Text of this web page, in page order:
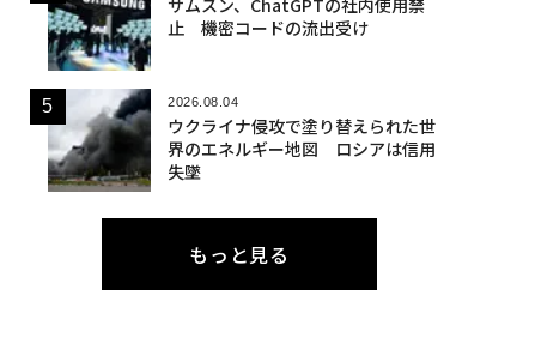
止 機密コードの流出受け
2026.08.04
ウクライナ侵攻で塗り替えられた世
界のエネルギー地図 ロシアは信用
失墜
もっと見る